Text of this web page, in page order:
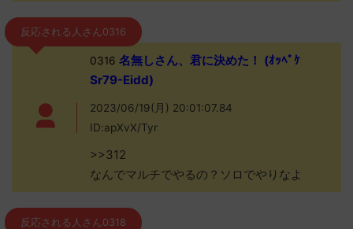
反応される人さん0316
0316 名無しさん、君に決めた！ (ｵｯﾍﾟｹ
Sr79-Eidd)
2023/06/19(月) 20:01:07.84
ID:apXvX/Tyr
>>312
なんでマルチでやるの？ソロでやりなよ
反応される人さん0318